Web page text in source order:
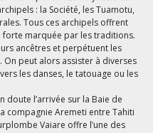
: la Société, les Tuamotu,
Tous ces archipels offrent
forte marquée par les traditions.
ancêtres et perpétuent les
peut alors assister à diverses
les danses, le tatouage ou les
doute l’arrivée sur la Baie de
compagnie Aremeti entre Tahiti
Vaiare offre l’une des